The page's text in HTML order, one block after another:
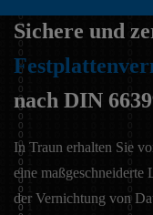
Sichere und
nach DIN
In Traun erhalten Sie
eine maßgeschneiderte
der Vernichtung von